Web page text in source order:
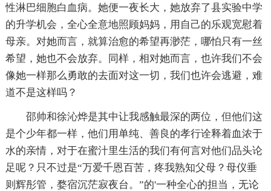
性淋巴细胞白血病。她便一夜长大，她放弃了县实验中学
的升学机会，全心全意地照顾妈妈，用自己的乐观宽慰着
母亲。对她而言，就算治愈的希望再渺茫，哪怕只有一丝
希望，她也不会放弃。同样，相对她而言，也许我们不会
像她一样那么勇敢的去面对这一切，我们也许会逃避，难
道不是这样吗？
邵帅和徐沁烨是其中让我感触最深的两位，但他们这
是个少年都一样，他们用单纯、善良的孝行诠释着血浓于
水的亲情，对于在蜜汁里生活的我们有何言对他们品头论
足呢？只不过是“万爱千恩百苦，疼我熟知父母？母仪垂
则辉彤管，婺宿沉茫寂夜台。”的'一种全心的担当，无论